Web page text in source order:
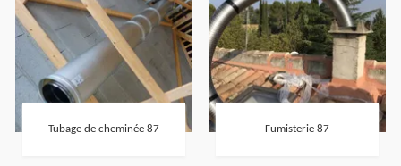
Tubage de cheminée 87 Fumisterie 87